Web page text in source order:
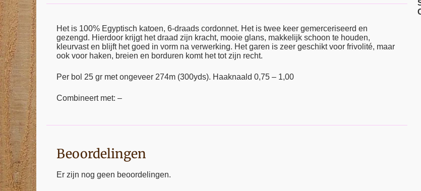
Het is 100% Egyptisch katoen, 6-draads cordonnet. Het is twee keer gemerceriseerd en
gezengd. Hierdoor krijgt het draad zijn kracht, mooie glans, makkelijk schoon te houden,
kleurvast en blijft het goed in vorm na verwerking. Het garen is zeer geschikt voor frivolité, maar
ook voor haken, breien en borduren komt het tot zijn recht.
Per bol 25 gr met ongeveer 274m (300yds). Haaknaald 0,75 – 1,00
Combineert met: –
Beoordelingen
Er zijn nog geen beoordelingen.